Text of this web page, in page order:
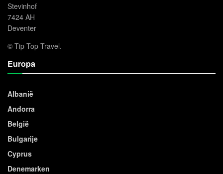
Stevinhof
7424 AH
Deventer
© Tip Top Travel.
Europa
Albanië
Andorra
België
Bulgarije
Cyprus
Denemarken